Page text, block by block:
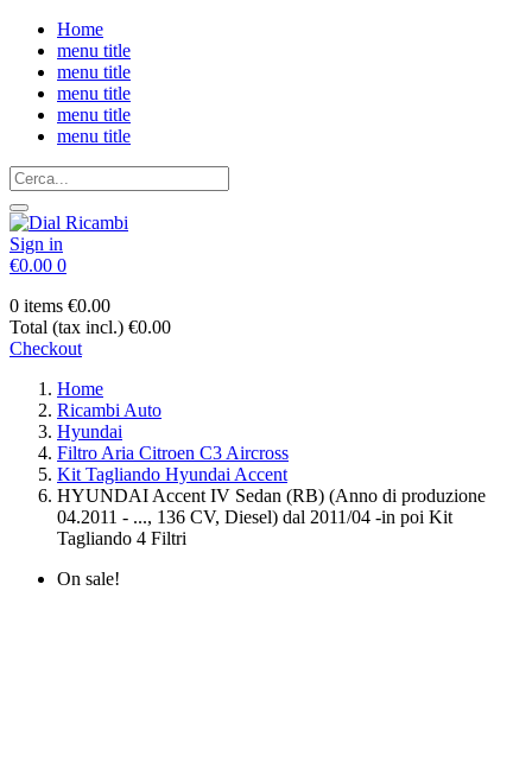
Home
menu title
menu title
menu title
menu title
menu title
Sign in
€0.00 0
0 items €0.00
Total (tax incl.) €0.00
Checkout
Home
Ricambi Auto
Hyundai
Filtro Aria Citroen C3 Aircross
Kit Tagliando Hyundai Accent
HYUNDAI Accent IV Sedan (RB) (Anno di produzione
04.2011 - ..., 136 CV, Diesel) dal 2011/04 -in poi Kit
Tagliando 4 Filtri
On sale!